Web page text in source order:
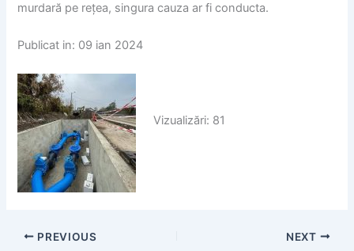
murdară pe rețea, singura cauza ar fi conducta.
Publicat in: 09 ian 2024
Vizualizări: 81
PREVIOUS NEXT